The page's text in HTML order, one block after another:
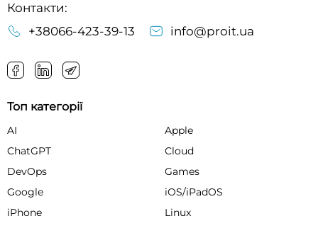
Контакти:
+38066-423-39-13
info@proit.ua
Топ категорії
AI
Apple
ChatGPT
Cloud
DevOps
Games
Google
iOS/iPadOS
iPhone
Linux